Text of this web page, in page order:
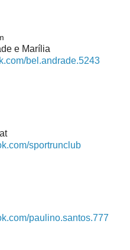
e Marília
bel.andrade.5243
sportrunclub
paulino.santos.777